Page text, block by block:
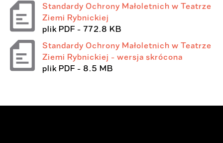
Standardy Ochrony Małoletnich w Teatrze
Ziemi Rybnickiej
plik PDF - 772.8 KB
Standardy Ochrony Małoletnich w Teatrze
Ziemi Rybnickiej - wersja skrócona
plik PDF - 8.5 MB